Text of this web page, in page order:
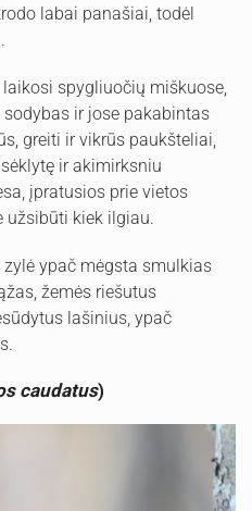
labai panašiai, todėl
spygliuočių miškuose,
ir jose pakabintas
greiti ir vikrūs paukšteliai,
ir akimirksniu
įpratusios prie vietos
užsibūti kiek ilgiau.
ypač mėgsta smulkias
žemės riešutus
lašinius, ypač
caudatus)